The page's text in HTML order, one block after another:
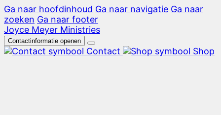
Ga naar hoofdinhoud Ga naar navigatie Ga naar
zoeken Ga naar footer
Joyce Meyer Ministries
Contactinformatie openen
Contact Shop